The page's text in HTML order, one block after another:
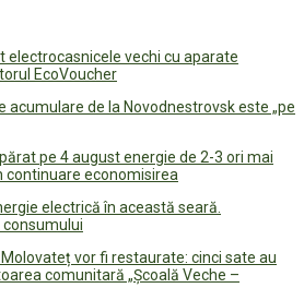
electrocasnicele vechi cu aparate
EcoVoucher
acumulare de la Novodnestrovsk este „pe
pe 4 august energie de 2-3 ori mai
continuare economisirea
electrică în această seară.
vor fi restaurate: cinci sate au
comunitară „Școală Veche –